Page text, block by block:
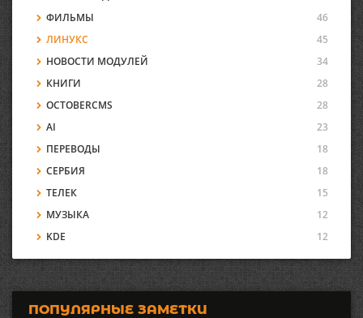
ФИЛЬМЫ
46
ЛИНУКС
45
НОВОСТИ МОДУЛЕЙ
34
КНИГИ
28
OCTOBERCMS
28
AI
23
ПЕРЕВОДЫ
18
СЕРБИЯ
18
ТЕЛЕК
15
МУЗЫКА
12
KDE
12
ПОПУЛЯРНЫЕ ЗАМЕТКИ